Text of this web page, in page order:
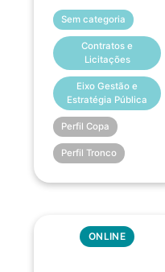
Sem categoria
Contratos e
Licitações
Eixo Gestão e
Estratégia Pública
Perfil Copa
Perfil Tronco
ONLINE